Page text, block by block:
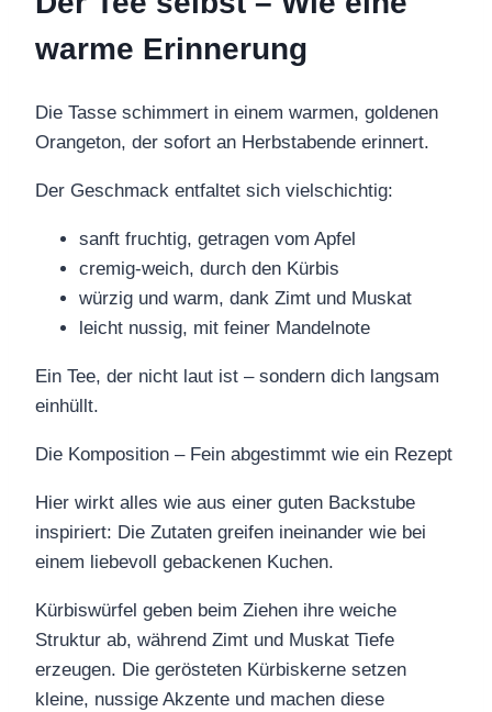
warme Erinnerung
Die Tasse schimmert in einem warmen, goldenen
Orangeton, der sofort an Herbstabende erinnert.
Der Geschmack entfaltet sich vielschichtig:
sanft fruchtig, getragen vom Apfel
cremig-weich, durch den Kürbis
würzig und warm, dank Zimt und Muskat
leicht nussig, mit feiner Mandelnote
Ein Tee, der nicht laut ist – sondern dich langsam
einhüllt.
Die Komposition – Fein abgestimmt wie ein Rezept
Hier wirkt alles wie aus einer guten Backstube
inspiriert: Die Zutaten greifen ineinander wie bei
einem liebevoll gebackenen Kuchen.
Kürbiswürfel geben beim Ziehen ihre weiche
Struktur ab, während Zimt und Muskat Tiefe
erzeugen. Die gerösteten Kürbiskerne setzen
kleine, nussige Akzente und machen diese